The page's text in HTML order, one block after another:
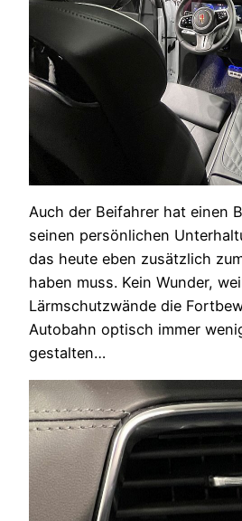
Auch der Beifahrer hat einen
seinen persönlichen
das heute eben zusätzlich
haben muss. Kein Wunder,
Lärmschutzwände die
Autobahn optisch immer
gestalten…